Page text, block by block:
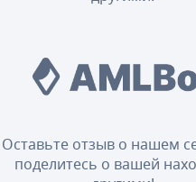
Оставьте отзыв о нашем
поделитесь о вашей